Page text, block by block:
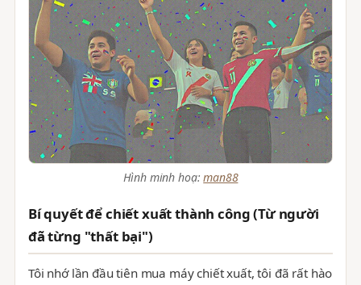
Hình minh hoạ:man88
Bí quyết để chiết xuất thành công (Từ người
đã từng "thất bại")
Tôi nhớ lần đầu tiên mua máy chiết xuất, tôi đã rất hào